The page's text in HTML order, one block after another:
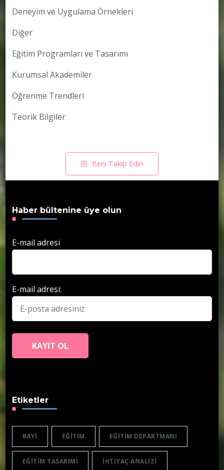
Deneyim ve Uygulama Örnekleri
Diğer
Eğitim Programları ve Tasarımı
Kurumsal Akademiler
Öğrenme Trendleri
Teorik Bilgiler
Beni Takip Edin
Haber bültenine üye olun
E-mail adresi
E-mail adresi:
Etiketler
BAYI EĞITIM EĞITIM DEPARTMANI
EĞITIM TASARIMI IHTIYAÇ ANALIZI